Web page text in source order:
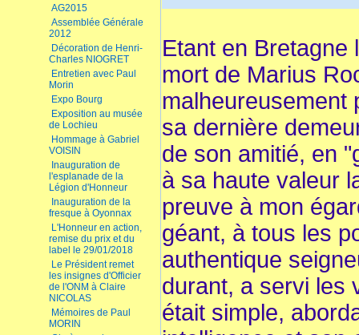
AG2015
Assemblée Générale
2012
Décoration de Henri-
Charles NIOGRET
Entretien avec Paul
Morin
Expo Bourg
Exposition au musée
de Lochieu
Hommage à Gabriel
VOISIN
Inauguration de
l'esplanade de la
Légion d'Honneur
Inauguration de la
fresque à Oyonnax
L'Honneur en action,
remise du prix et du
label le 29/01/2018
Le Président remet
les insignes d'Officier
de l'ONM à Claire
NICOLAS
Mémoires de Paul
MORIN
Etant en Bretagne
mort de Marius
malheureusement
sa dernière
de son amitié, en
à sa haute valeur
preuve à mon
géant, à tous les
authentique
durant, a servi les
était simple,